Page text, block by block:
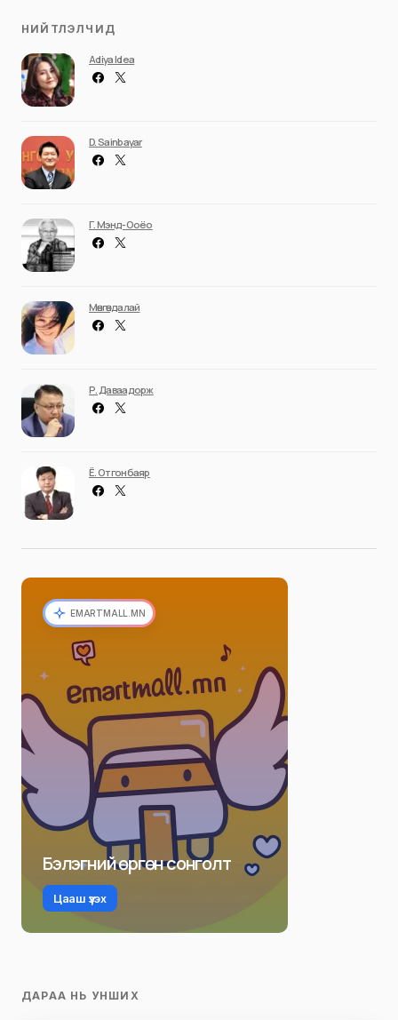
НИЙТЛЭЛЧИД
Adiya Idea
D. Sainbayar
Г. Мэнд-Ооёо
Мөнгөндалай
Р. Даваадорж
Ё. Отгонбаяр
EMARTMALL.MN
Бэлэгний өргөн сонголт
Цааш үзэх
ДАРАА НЬ УНШИХ